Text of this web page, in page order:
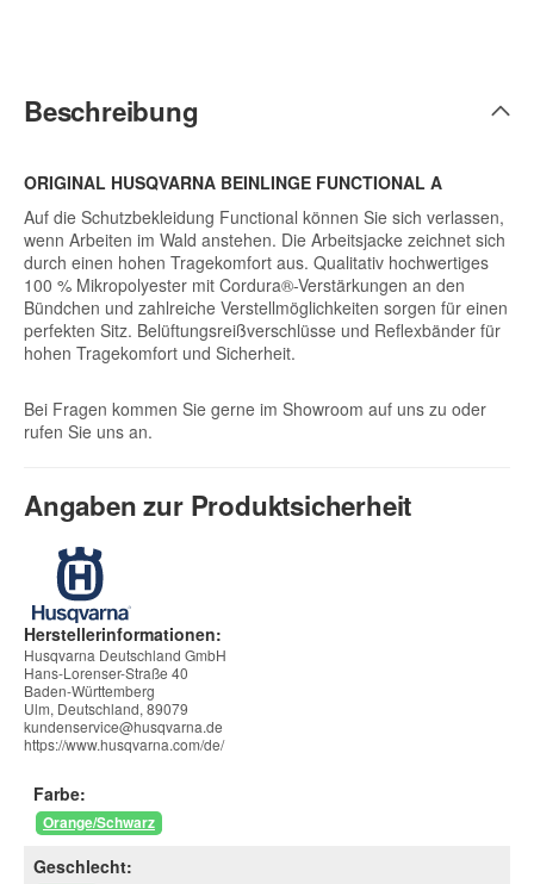
Beschreibung
ORIGINAL HUSQVARNA BEINLINGE FUNCTIONAL A
Auf die Schutzbekleidung Functional können Sie sich verlassen,
wenn Arbeiten im Wald anstehen. Die Arbeitsjacke zeichnet sich
durch einen hohen Tragekomfort aus. Qualitativ hochwertiges
100 % Mikropolyester mit Cordura®-Verstärkungen an den
Bündchen und zahlreiche Verstellmöglichkeiten sorgen für einen
perfekten Sitz. Belüftungsreißverschlüsse und Reflexbänder für
hohen Tragekomfort und Sicherheit.
Bei Fragen kommen Sie gerne im Showroom auf uns zu oder
rufen Sie uns an.
Angaben zur Produktsicherheit
Herstellerinformationen:
Husqvarna Deutschland GmbH
Hans-Lorenser-Straße 40
Baden-Württemberg
Ulm, Deutschland, 89079
kundenservice@husqvarna.de
https://www.husqvarna.com/de/
Farbe:
Orange/Schwarz
Geschlecht: